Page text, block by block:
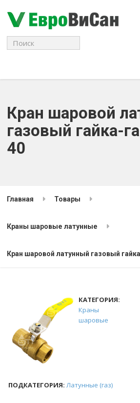
Поиск
для:
Кран шаровой
газовый гайка-
40
Главная Товары
Краны шаровые латунные
Кран шаровой латунный газовый
КАТЕГОРИЯ:
Краны
шаровые
ПОДКАТЕГОРИЯ: Латунные (газ)